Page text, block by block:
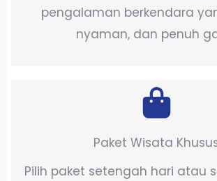
pengalaman berkendara
nyaman, dan penuh
Paket Wisata
Pilih paket setengah hari atau